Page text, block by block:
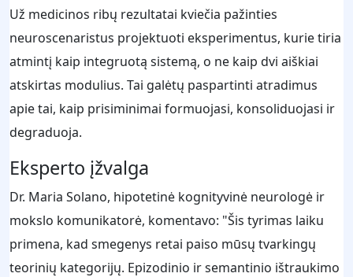
Už medicinos ribų rezultatai kviečia pažinties
neuroscenaristus projektuoti eksperimentus, kurie tiria
atmintį kaip integruotą sistemą, o ne kaip dvi aiškiai
atskirtas modulius. Tai galėtų paspartinti atradimus
apie tai, kaip prisiminimai formuojasi, konsoliduojasi ir
degraduoja.
Eksperto įžvalga
Dr. Maria Solano, hipotetinė kognityvinė neurologė ir
mokslo komunikatorė, komentavo: "Šis tyrimas laiku
primena, kad smegenys retai paiso mūsų tvarkingų
teorinių kategorijų. Epizodinio ir semantinio ištraukimo